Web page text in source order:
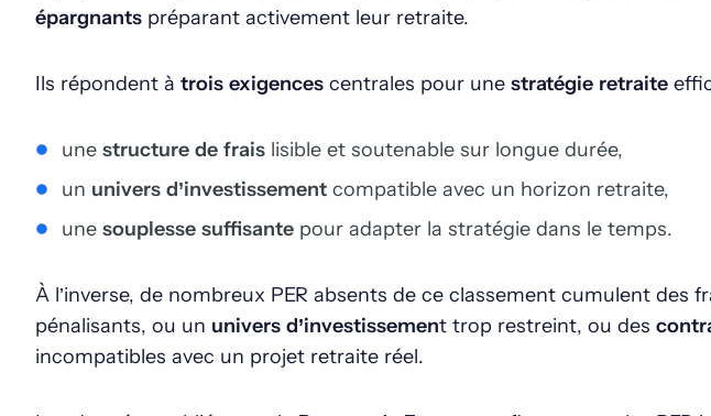
épargnants préparant activement leur retraite.
Ils répondent à trois exigences centrales pour une stratégie retraite
une structure de frais lisible et soutenable sur longue durée,
un univers d’investissement compatible avec un horizon retraite,
une souplesse suffisante pour adapter la stratégie dans le temps.
À l’inverse, de nombreux PER absents de ce classement cumulent des
pénalisants, ou un univers d’investissement trop restreint, ou des
incompatibles avec un projet retraite réel.